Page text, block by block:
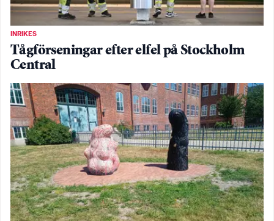
INRIKES
Tågförseningar efter elfel på Stockholm
Central